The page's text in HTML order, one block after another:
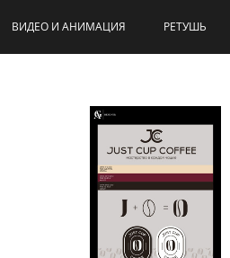
ВИДЕО И АНИМАЦИЯ РЕТУШЬ